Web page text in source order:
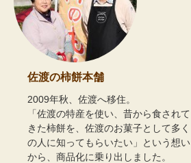
佐渡の柿餅本舗
2009年秋、佐渡へ移住。
「佐渡の特産を使い、昔から食されて
きた柿餅を、佐渡のお菓子として多く
の人に知ってもらいたい」という想い
から、商品化に乗り出しました。